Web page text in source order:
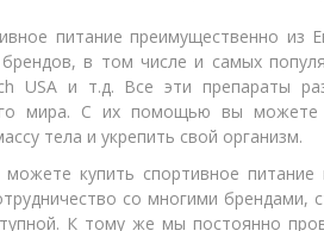
питание преимущественно
в том числе и самых
USA и т.д. Все эти препараты
мира. С их помощью вы можете
тела и укрепить свой организм.
купить спортивное питание
со многими брендами,
К тому же мы постоянно